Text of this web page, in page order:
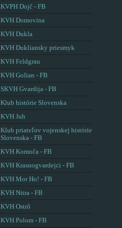
KVPH Dojč - FB
KVH Domovina
KVH Dukla
KVH Dukliansky priesmyk
KVH Feldgrau
KVH Golian - FB
SKVH Gvardija - FB
Klub histórie Slovenska
KVH Juh
Klub priateľov vojenskej histórie
Slovenska - FB
KVH Komoča - FB
KVH Krasnogvardejci - FB
KVH Mor Ho! - FB
KVH Nitra - FB
KVH Ostrô
KVH Polom - FB